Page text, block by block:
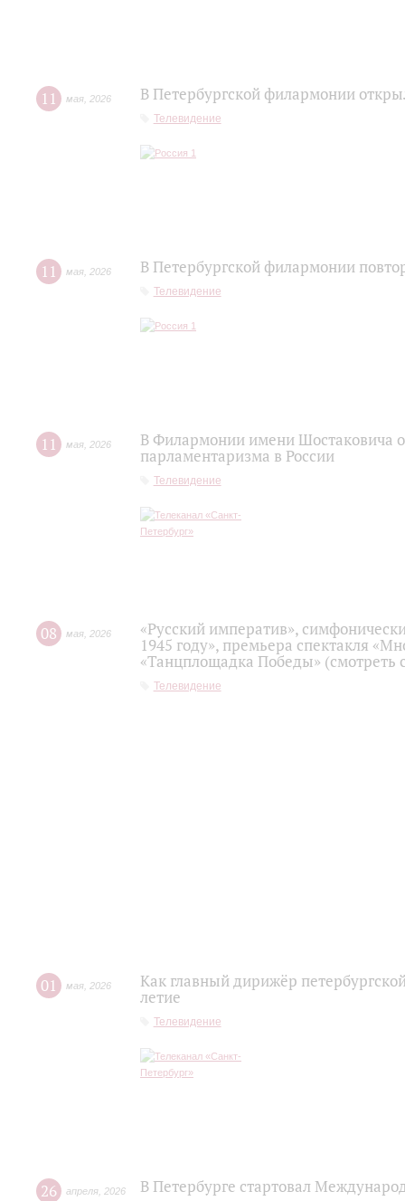
11 мая 2026 В Петербургской филармонии
Телевидение
11 мая 2026 В Петербургской филармонии
Телевидение
11 мая 2026
В Филармонии имени Шостаковича
парламентаризма в России
Телевидение
08 мая 2026
«Русский императив»,
1945 году», премьера спектакля
«Танцплощадка Победы»
Телевидение
01 мая 2026
Как главный дирижёр
летие
Телевидение
26 апреля 2026 В Петербурге стартовал